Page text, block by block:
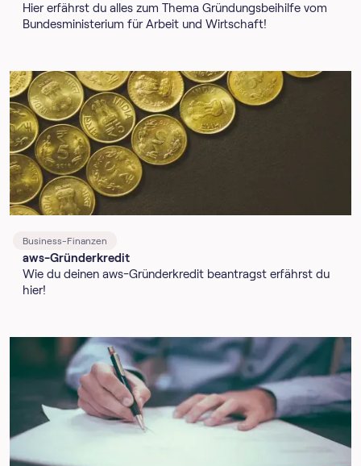
Hier erfährst du alles zum Thema Gründungsbeihilfe vom
Bundesministerium für Arbeit und Wirtschaft!
Business-Finanzen
aws-Gründerkredit
Wie du deinen aws-Gründerkredit beantragst erfährst du
hier!